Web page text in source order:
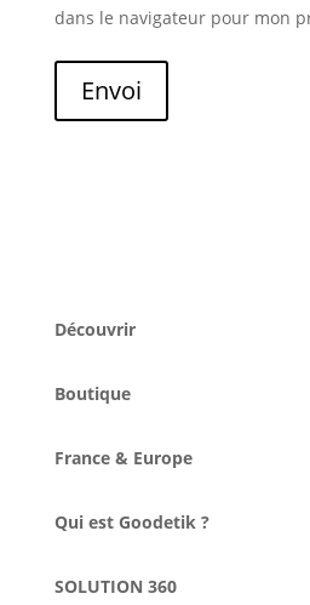
dans le navigateur pour mon
Envoi
Découvrir
Boutique
France & Europe
Qui est Goodetik ?
SOLUTION 360